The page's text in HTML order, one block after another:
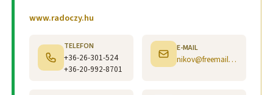
www.radoczy.hu
TELEFON
+36-26-301-524
+36-20-992-8701
E-MAIL
nikov@freemail.hu